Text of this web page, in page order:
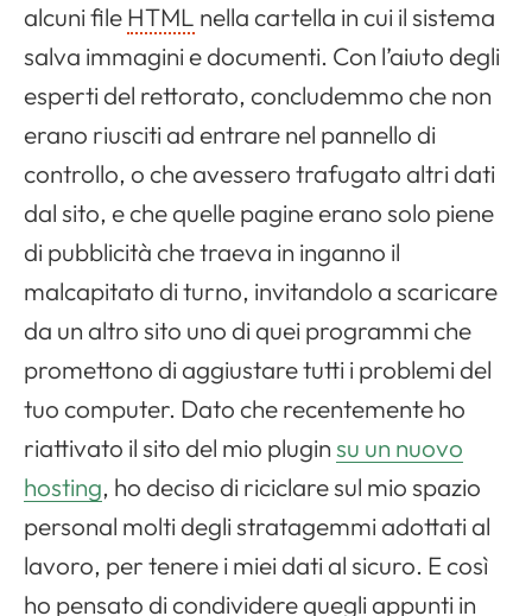
alcuni fileHTML nella cartella in cui il sistema
salva immagini e documenti. Con l’aiuto degli
esperti del rettorato, concludemmo che non
erano riusciti ad entrare nel pannello di
controllo, o che avessero trafugato altri dati
dal sito, e che quelle pagine erano solo piene
di pubblicità che traeva in inganno il
malcapitato di turno, invitandolo a scaricare
da un altro sito uno di quei programmi che
promettono di aggiustare tutti i problemi del
tuo computer. Dato che recentemente ho
riattivato il sito del mio pluginsu un nuovo
hosting, ho deciso di riciclare sul mio spazio
personal molti degli stratagemmi adottati al
lavoro, per tenere i miei dati al sicuro. E così
ho pensato di condividere quegli appunti in